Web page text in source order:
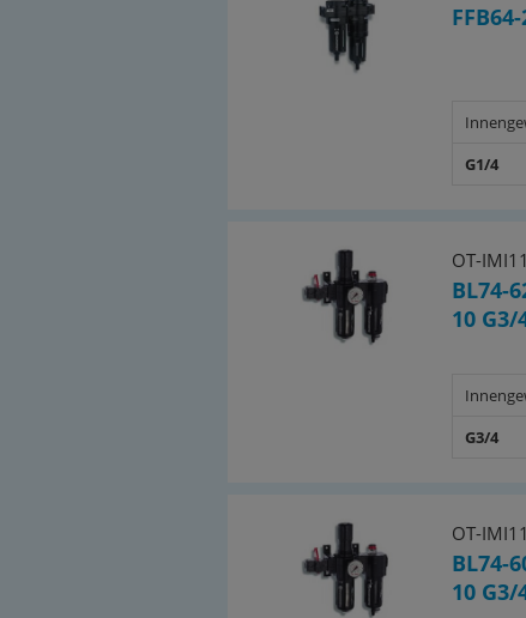
G1/4
OT-
BL74-
10 G3/
G3/4
OT-
BL74-
10 G3/